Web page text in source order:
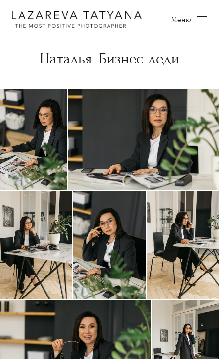
Меню
Наталья_Бизнес-леди